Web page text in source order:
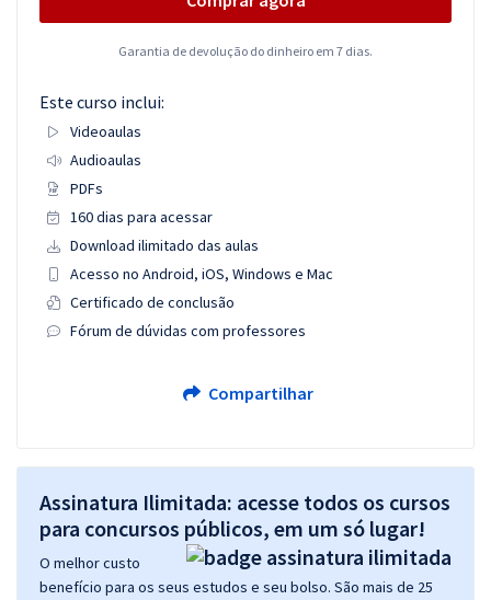
Garantia de devolução do dinheiro em 7 dias.
Este curso inclui:
Videoaulas
Audioaulas
PDFs
160 dias para acessar
Download ilimitado das aulas
Acesso no Android, iOS, Windows e Mac
Certificado de conclusão
Fórum de dúvidas com professores
Compartilhar
Assinatura Ilimitada: acesse todos os cursos
para concursos públicos, em um só lugar!
O melhor custo
benefício para os seus estudos e seu bolso. São mais de 25